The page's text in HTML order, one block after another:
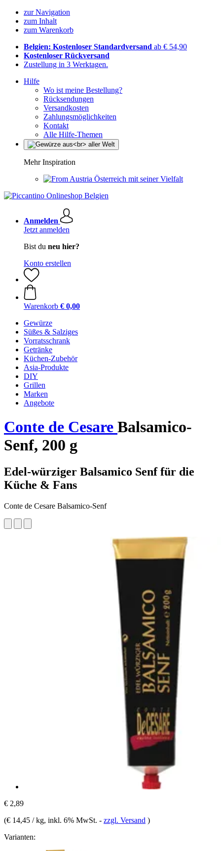
zur Navigation
zum Inhalt
zum Warenkorb
Belgien: Kostenloser Standardversand ab € 54,90
Kostenloser Rückversand
Zustellung in 3 Werktagen.
Hilfe
Wo ist meine Bestellung?
Rücksendungen
Versandkosten
Zahlungsmöglichkeiten
Kontakt
Alle Hilfe-Themen
Mehr Inspiration
Österreich mit seiner Vielfalt
Anmelden
Jetzt anmelden
Bist du neu hier?
Konto erstellen
Warenkorb € 0,00
Gewürze
Süßes & Salziges
Vorratsschrank
Getränke
Küchen-Zubehör
Asia-Produkte
DIY
Grillen
Marken
Angebote
Conte de Cesare Balsamico-
Senf, 200 g
Edel-würziger Balsamico Senf für die
Küche & Fans
Conte de Cesare Balsamico-Senf
€ 2,89
(€ 14,45 / kg, inkl. 6% MwSt. - zzgl. Versand )
Varianten: